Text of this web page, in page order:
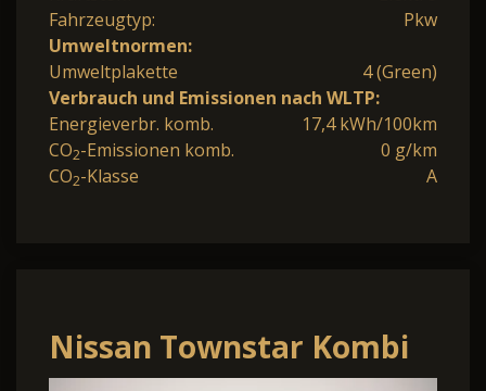
Fahrzeugtyp:
Pkw
Umweltnormen:
Umweltplakette
4 (Green)
Verbrauch und Emissionen nach WLTP:
Energieverbr. komb.
17,4 kWh/100km
CO2-Emissionen komb.
0 g/km
CO2-Klasse A
Nissan Townstar Kombi